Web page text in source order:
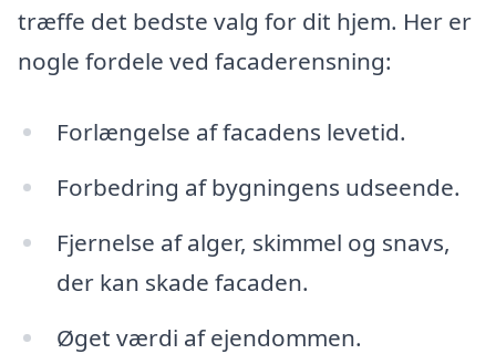
træffe det bedste valg for dit hjem. Her er
nogle fordele ved facaderensning:
Forlængelse af facadens levetid.
Forbedring af bygningens udseende.
Fjernelse af alger, skimmel og snavs,
der kan skade facaden.
Øget værdi af ejendommen.